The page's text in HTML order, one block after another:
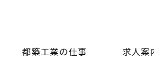
都築工業の仕事 求人案